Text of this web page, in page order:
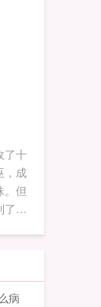
了十
，成
。但
了那
界修
人
病